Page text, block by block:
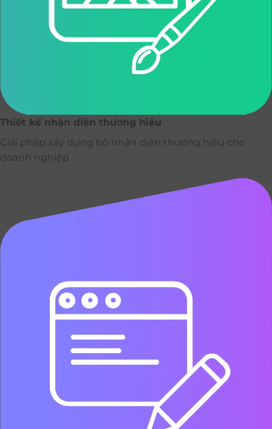
Thiết kế nhận diện thương hiệu
Giải pháp xây dựng bộ nhận diện thương hiệu cho
doanh nghiệp